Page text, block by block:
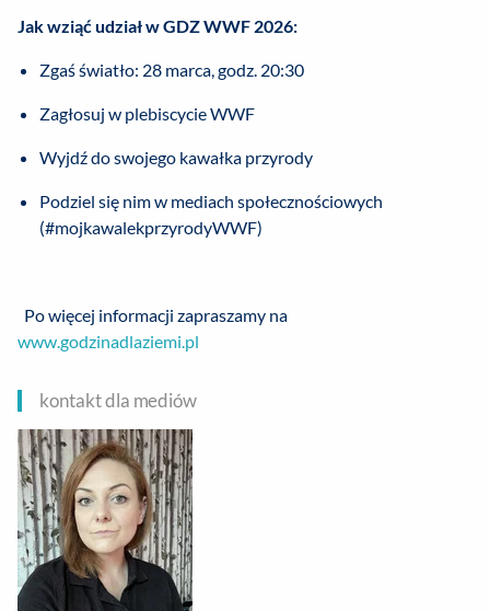
Jak wziąć udział w GDZ WWF 2026:
Zgaś światło: 28 marca, godz. 20:30
Zagłosuj w plebiscycie WWF
Wyjdź do swojego kawałka przyrody
Podziel się nim w mediach społecznościowych
(#mojkawalekprzyrodyWWF)
Po więcej informacji zapraszamy na
www.godzinadlaziemi.pl
kontakt dla mediów